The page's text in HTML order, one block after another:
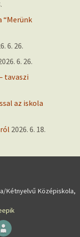
“Merünk
6. 26.
6. 26.
tavaszi
az iskola
2026. 6. 18.
Kétnyelvű Középiskola,